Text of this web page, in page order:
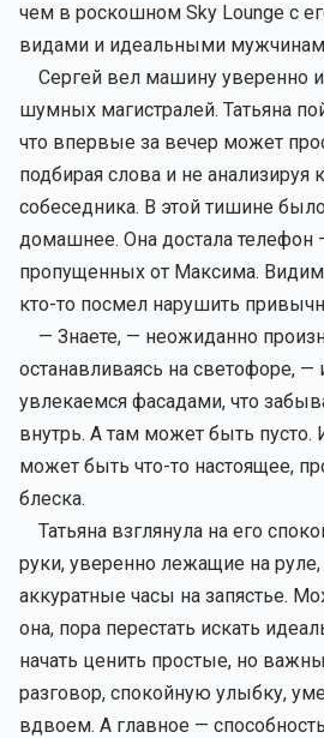
чем в роскошном Sky Lounge с
видами и идеальными
Сергей вел машину уверенно и
шумных магистралей. Татьяна
что впервые за вечер может
подбирая слова и не
собеседника. В этой тишине
домашнее. Она достала телефон
пропущенных от Максима.
кто-то посмел нарушить
— Знаете, — неожиданно
останавливаясь на светофоре, —
увлекаемся фасадами, что
внутрь. А там может быть пусто.
может быть что-то настоящее,
блеска.
Татьяна взглянула на его
руки, уверенно лежащие на
аккуратные часы на запястье.
она, пора перестать искать
начать ценить простые, но
разговор, спокойную улыбку,
вдвоем. А главное —